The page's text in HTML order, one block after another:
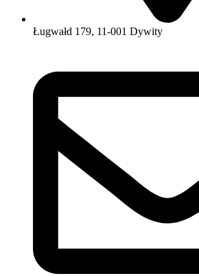
Ługwałd 179, 11-001 Dywity